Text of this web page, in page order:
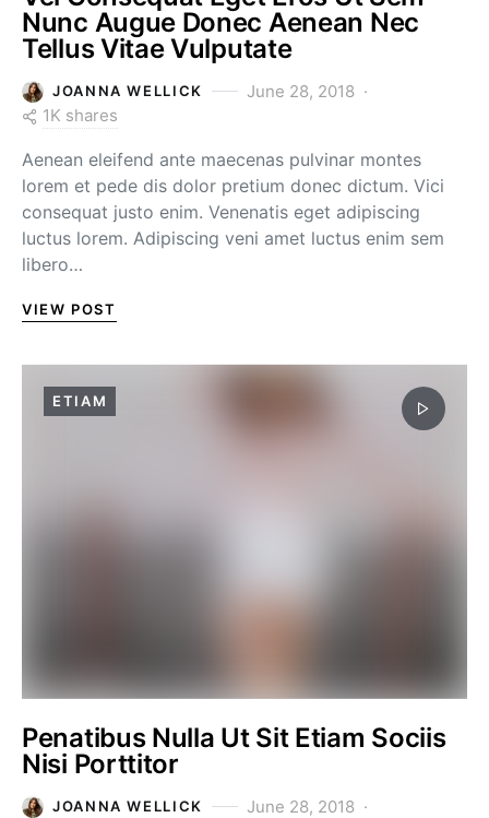
Nunc Augue Donec Aenean Nec
Tellus Vitae Vulputate
JOANNA WELLICK
June 28, 2018
1K shares
Aenean eleifend ante maecenas pulvinar montes
lorem et pede dis dolor pretium donec dictum. Vici
consequat justo enim. Venenatis eget adipiscing
luctus lorem. Adipiscing veni amet luctus enim sem
libero…
VIEW POST
ETIAM
Penatibus Nulla Ut Sit Etiam Sociis
Nisi Porttitor
JOANNA WELLICK
June 28, 2018